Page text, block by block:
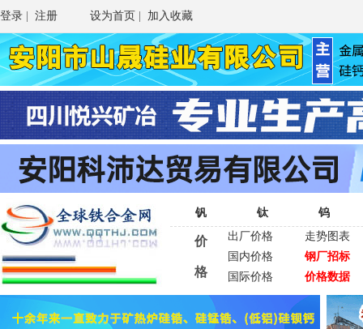
登录 注册 设为首页 加入收藏
钒 钛 钨
价
格
出厂价格
走势图表
国内价格
钢厂招标
国际价格
价格数据